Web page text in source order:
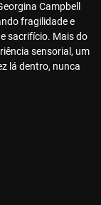
Campbell
fragilidade e
sacrifício. Mais do
sensorial, um
lá dentro, nunca